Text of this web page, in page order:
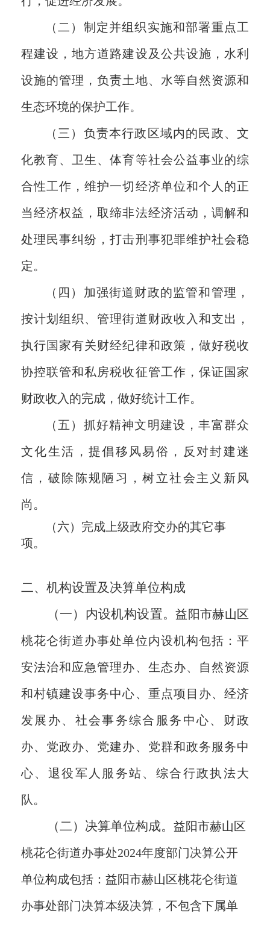
（二）制定并组织实施和部署重点工
程建设，地方道路建设及公共设施，水利
设施的管理，负责土地、水等自然资源和
生态环境的保护工作。
（三）负责本行政区域内的民政、文
化教育、卫生、体育等社会公益事业的综
合性工作，维护一切经济单位和个人的正
当经济权益，取缔非法经济活动，调解和
处理民事纠纷，打击刑事犯罪维护社会稳
定。
（四）加强街道财政的监管和管理，
按计划组织、管理街道财政收入和支出，
执行国家有关财经纪律和政策，做好税收
协控联管和私房税收征管工作，保证国家
财政收入的完成，做好统计工作。
（五）抓好精神文明建设，丰富群众
文化生活，提倡移风易俗，反对封建迷
信，破除陈规陋习，树立社会主义新风
尚。
（六）完成上级政府交办的其它事
项。
二、机构设置及决算单位构成
（一）内设机构设置。益阳市赫山区
桃花仑街道办事处单位内设机构包括： 平
安法治和应急管理办、生态办、自然资源
和村镇建设事务中心、重点项目办、 经济
发展办、社会事务综合服务中心、财政
办、党政办、党建办、党群和政务服务中
心、退役军人服务站、综合行政执法大
队。
（二）决算单位构成。 益阳市赫山区
桃花仑街道办事处2024年度部门决算公开
单位构成包括：益阳市赫山区桃花仑街道
办事处部门决算本级决算，不包含下属单